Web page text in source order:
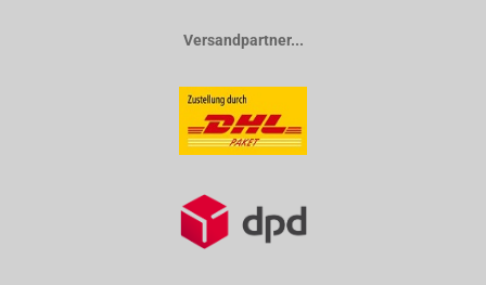
Versandpartner...